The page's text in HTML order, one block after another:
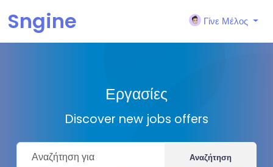
Sngine Γίνε Μέλος
Εργασίες
Discover new jobs offers
Αναζήτηση